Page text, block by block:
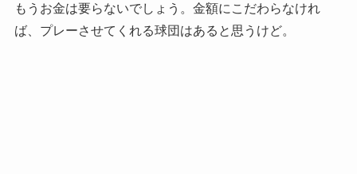
もうお金は要らないでしょう。金額にこだわらなけれ
ば、プレーさせてくれる球団はあると思うけど。